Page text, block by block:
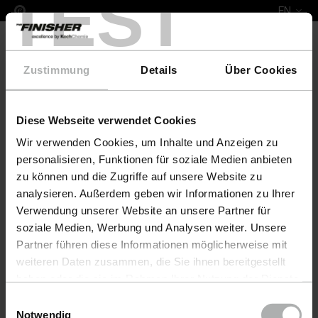
TEST
Zustimmung Details Über Cookies
Diese Webseite verwendet Cookies
Wir verwenden Cookies, um Inhalte und Anzeigen zu
personalisieren, Funktionen für soziale Medien anbieten
zu können und die Zugriffe auf unsere Website zu
analysieren. Außerdem geben wir Informationen zu Ihrer
Verwendung unserer Website an unsere Partner für
soziale Medien, Werbung und Analysen weiter. Unsere
Partner führen diese Informationen möglicherweise mit
weiteren Daten zusammen, die Sie ihnen bereitgestellt
Einstellungen zu den Cookies finden Sie unter
Notwendig
EN
Leather Fresh Set XL ADA